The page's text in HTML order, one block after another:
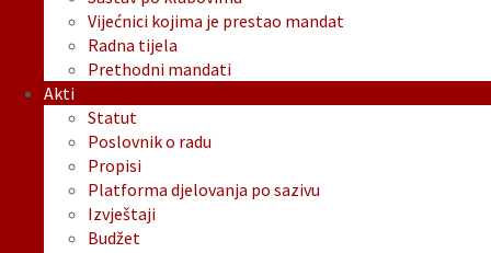
Vijećnici kojima je prestao mandat
Radna tijela
Prethodni mandati
Akti
Statut
Poslovnik o radu
Propisi
Platforma djelovanja po sazivu
Izvještaji
Budžet